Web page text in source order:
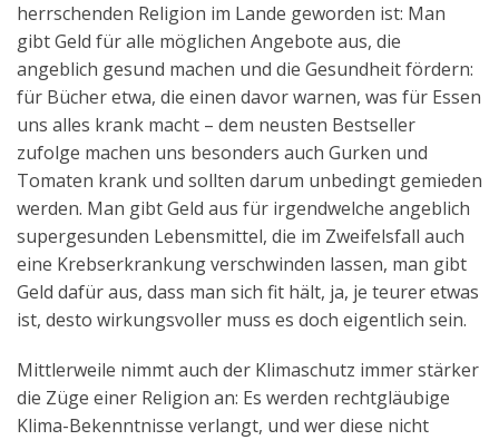
herrschenden Religion im Lande geworden ist: Man
gibt Geld für alle möglichen Angebote aus, die
angeblich gesund machen und die Gesundheit fördern:
für Bücher etwa, die einen davor warnen, was für Essen
uns alles krank macht – dem neusten Bestseller
zufolge machen uns besonders auch Gurken und
Tomaten krank und sollten darum unbedingt gemieden
werden. Man gibt Geld aus für irgendwelche angeblich
supergesunden Lebensmittel, die im Zweifelsfall auch
eine Krebserkrankung verschwinden lassen, man gibt
Geld dafür aus, dass man sich fit hält, ja, je teurer etwas
ist, desto wirkungsvoller muss es doch eigentlich sein.
Mittlerweile nimmt auch der Klimaschutz immer stärker
die Züge einer Religion an: Es werden rechtgläubige
Klima-Bekenntnisse verlangt, und wer diese nicht